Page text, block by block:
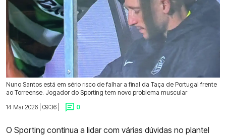
Nuno Santos está em sério risco de falhar a final da Taça de Portugal frente
ao Torreense. Jogador do Sporting tem novo problema muscular
14 Mai 2026 | 09:36 |
0
O Sporting continua a lidar com várias dúvidas no plantel